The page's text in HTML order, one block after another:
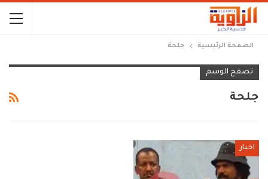
الصفحة الرئيسية جلحة
تصفح الوسم
جلحة
اخبار